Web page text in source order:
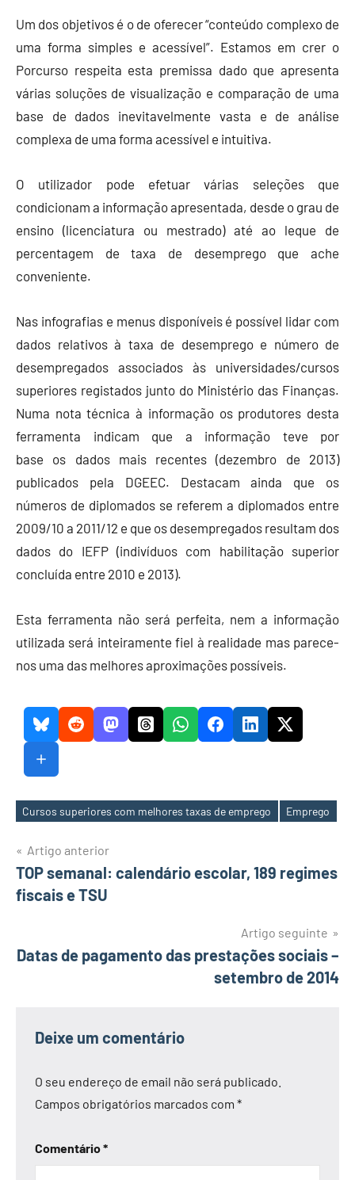
Um dos objetivos é o de oferecer “conteúdo complexo de
uma forma simples e acessível”. Estamos em crer o
Porcurso respeita esta premissa dado que apresenta
várias soluções de visualização e comparação de uma
base de dados inevitavelmente vasta e de análise
complexa de uma forma acessível e intuitiva.
O utilizador pode efetuar várias seleções que
condicionam a informação apresentada, desde o grau de
ensino (licenciatura ou mestrado) até ao leque de
percentagem de taxa de desemprego que ache
conveniente.
Nas infografias e menus disponíveis é possível lidar com
dados relativos à taxa de desemprego e número de
desempregados associados às universidades/cursos
superiores registados junto do Ministério das Finanças.
Numa nota técnica à informação os produtores desta
ferramenta indicam que a informação teve por
base os dados mais recentes (dezembro de 2013)
publicados pela DGEEC. Destacam ainda que os
números de diplomados se referem a diplomados entre
2009/10 a 2011/12 e que os desempregados resultam dos
dados do IEFP (indivíduos com habilitação superior
concluída entre 2010 e 2013).
Esta ferramenta não será perfeita, nem a informação
utilizada será inteiramente fiel à realidade mas parece-
nos uma das melhores aproximações possíveis.
Etiquetas
Cursos superiores com melhores taxas de emprego Emprego
Navegação
de
Artigo anterior
TOP semanal: calendário escolar, 189 regimes
fiscais e TSU
Artigo seguinte
Datas de pagamento das prestações sociais –
setembro de 2014
Deixe um comentário
O seu endereço de email não será publicado.
Campos obrigatórios marcados com *
Comentário*